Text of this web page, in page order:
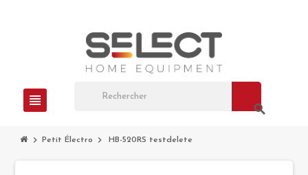
view_headline
search
chevron_right Petit Électro chevron_right HB-520RS testdelete